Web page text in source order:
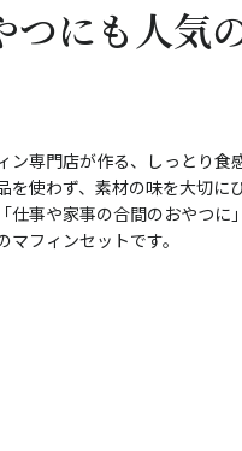
つにも人気
ン専門店が作る、しっとり食
を使わず、素材の味を大切に
仕事や家事の合間のおやつに
フィンセットです。